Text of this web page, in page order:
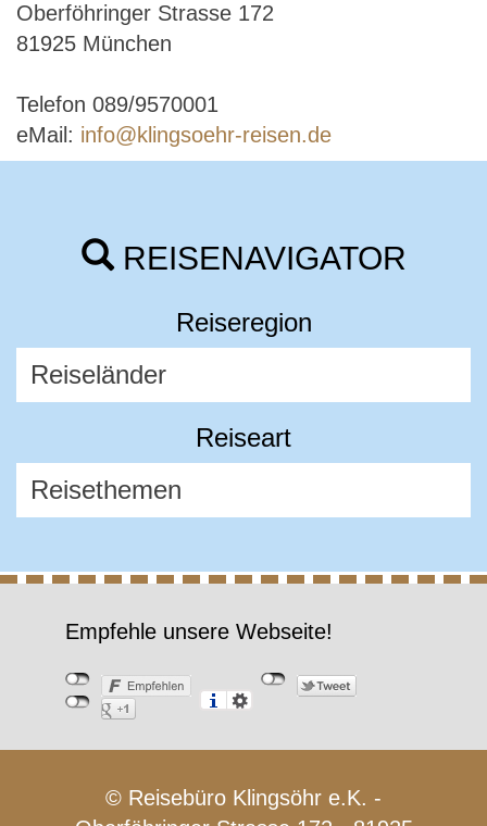
Oberföhringer Strasse 172
81925 München
Telefon 089/9570001
eMail: info@klingsoehr-reisen.de
REISENAVIGATOR
Reiseregion
Reiseart
Empfehle unsere Webseite!
© Reisebüro Klingsöhr e.K. -